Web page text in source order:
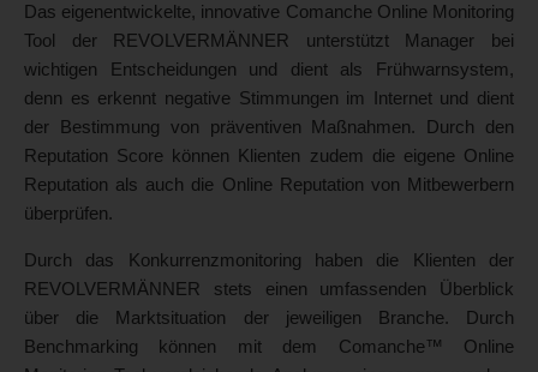
Das eigenentwickelte, innovative Comanche Online Monitoring
Tool der REVOLVERMÄNNER unterstützt Manager bei
wichtigen Entscheidungen und dient als Frühwarnsystem,
denn es erkennt negative Stimmungen im Internet und dient
der Bestimmung von präventiven Maßnahmen. Durch den
Reputation Score können Klienten zudem die eigene Online
Reputation als auch die Online Reputation von Mitbewerbern
überprüfen.
Durch das Konkurrenzmonitoring haben die Klienten der
REVOLVERMÄNNER stets einen umfassenden Überblick
über die Marktsituation der jeweiligen Branche. Durch
Benchmarking können mit dem Comanche™ Online